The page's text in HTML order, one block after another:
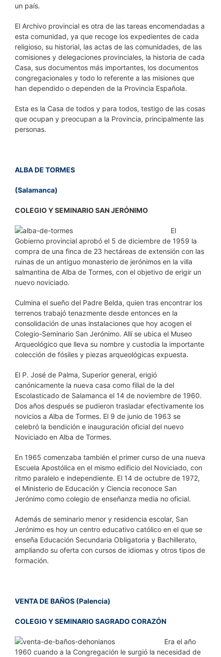
un país.
El Archivo provincial es otra de las tareas encomendadas a
esta comunidad, ya que recoge los expedientes de cada
religioso, su historial, las actas de las comunidades, de las
comisiones y delegaciones provinciales, la historia de cada
Casa, sus documentos más importantes, los documentos
congregacionales y todo lo referente a las misiones que
han dependido o dependen de la Provincia Española.
Esta es la Casa de todos y para todos, testigo de las cosas
que ocupan y preocupan a la Provincia, principalmente las
personas.
ALBA DE TORMES
(Salamanca)
COLEGIO Y SEMINARIO SAN JERÓNIMO
El
Gobierno provincial aprobó el 5 de diciembre de 1959 la
compra de una finca de 23 hectáreas de extensión con las
ruinas de un antiguo monasterio de jerónimos en la villa
salmantina de Alba de Tormes, con el objetivo de erigir un
nuevo noviciado.
Culmina el sueño del Padre Belda, quien tras encontrar los
terrenos trabajó tenazmente desde entonces en la
consolidación de unas instalaciones que hoy acogen el
Colegio-Seminario San Jerónimo. Allí se ubica el Museo
Arqueológico que lleva su nombre y custodia la importante
colección de fósiles y piezas arqueológicas expuesta.
El P. José de Palma, Superior general, erigió
canónicamente la nueva casa como filial de la del
Escolasticado de Salamanca el 14 de noviembre de 1960.
Dos años después se pudieron trasladar efectivamente los
novicios a Alba de Tormes. El 9 de junio de 1963 se
celebró la bendición e inauguración oficial del nuevo
Noviciado en Alba de Tormes.
En 1965 comenzaba también el primer curso de una nueva
Escuela Apostólica en el mismo edificio del Noviciado, con
ritmo paralelo e independiente. El 14 de octubre de 1972,
el Ministerio de Educación y Ciencia reconoce San
Jerónimo como colegio de enseñanza media no oficial.
Además de seminario menor y residencia escolar, San
Jerónimo es hoy un centro educativo católico en el que se
enseña Educación Secundaria Obligatoria y Bachillerato,
ampliando su oferta con cursos de idiomas y otros tipos de
formación.
VENTA DE BAÑOS (Palencia)
COLEGIO Y SEMINARIO SAGRADO CORAZÓN
Era el año
1960 cuando a la Congregación le surgió la necesidad de